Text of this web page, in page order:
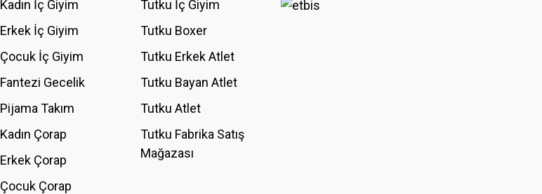
Kadın İç Giyim
Erkek İç Giyim
Çocuk İç Giyim
Fantezi Gecelik
Pijama Takım
Kadın Çorap
Erkek Çorap
Çocuk Çorap
Tutku İç Giyim
Tutku Boxer
Tutku Erkek Atlet
Tutku Bayan Atlet
Tutku Atlet
Tutku Fabrika Satış
Mağazası